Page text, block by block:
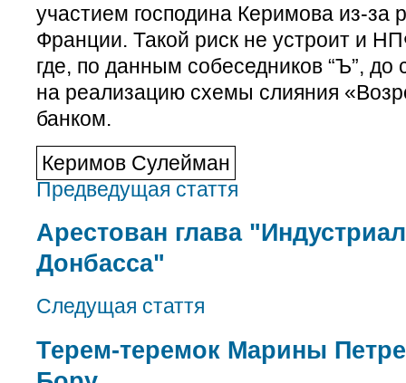
участием господина Керимова из-за
Франции. Такой риск не устроит и
где, по данным собеседников “Ъ”, до
на реализацию схемы слияния
банком.
Керимов Сулейман
Предведущая стаття
Арестован глава
Донбасса"
Следущая стаття
Терем-теремок Марины